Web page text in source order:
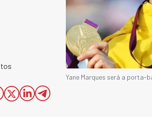
Yane Marques será a porta-